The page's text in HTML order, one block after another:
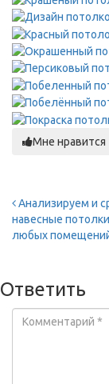
Мне нравится
Анализируем и
навесные
любых
Ответить